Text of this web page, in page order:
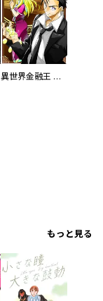
異世界金融王 ～クローネ・ゴルディオンの覇道～
もっと見る